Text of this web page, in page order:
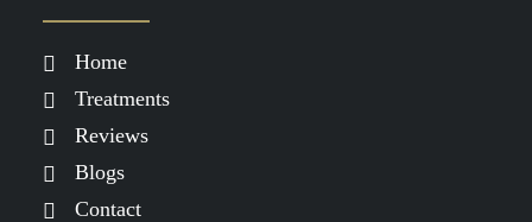
Home
Treatments
Reviews
Blogs
Contact